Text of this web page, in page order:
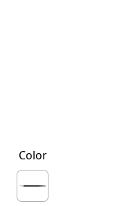
Color